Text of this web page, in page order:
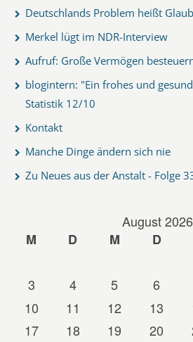
Deutschlands Problem heißt
Merkel lügt im NDR-Interview
Aufruf: Große Vermögen
blogintern: "Ein frohes und
Statistik 12/10
Kontakt
Manche Dinge ändern sich nie
Zu Neues aus der Anstalt - Folge
August 2026
M
D M D
3
4 5 6
10
11 12 13
17
18 19 20